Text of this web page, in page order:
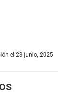
el 23 junio, 2025